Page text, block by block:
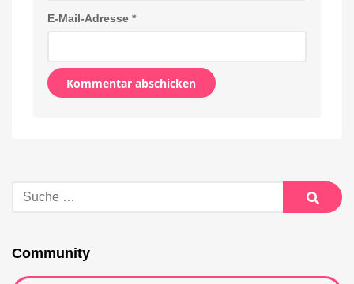
E-Mail-Adresse *
nach:
Suche
Community